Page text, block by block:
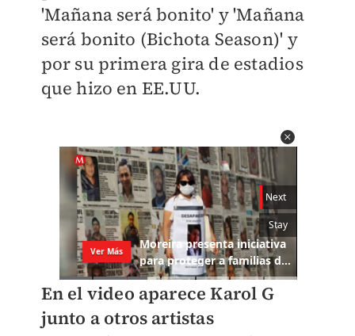
'Mañana será bonito' y 'Mañana
será bonito (Bichota Season)' y
por su primera gira de estadios
que hizo en EE.UU.
En el video aparece Karol G
junto a otros artistas